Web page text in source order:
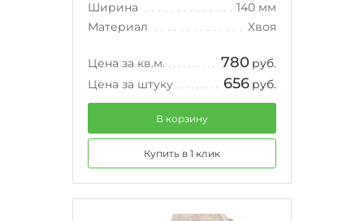
Ширина
140 мм
Материал
Хвоя
Цена за кв.м. 780 руб.
Цена за штуку
656 руб.
В корзину
Купить в 1 клик